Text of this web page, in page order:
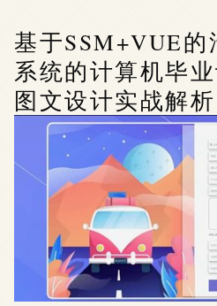
基于SSM+VUE的
系统的计算机毕
图文设计实战解析